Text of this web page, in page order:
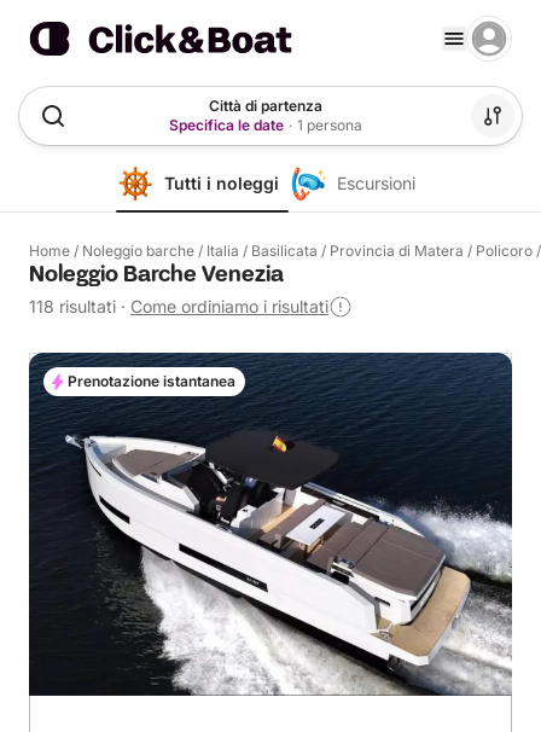
Città di partenza
Specifica le date · 1 persona
Tutti i noleggi Escursioni
Home / Noleggio barche / Italia / Basilicata / Provincia di Matera / Policoro
Noleggio Barche Venezia
118 risultati · Come ordiniamo i risultati
Prenotazione istantanea